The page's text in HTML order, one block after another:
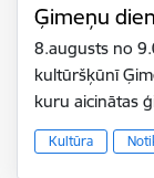
Ģimeņu
8.augusts no
kultūršķūnī
kuru aicinātas
Kultūra